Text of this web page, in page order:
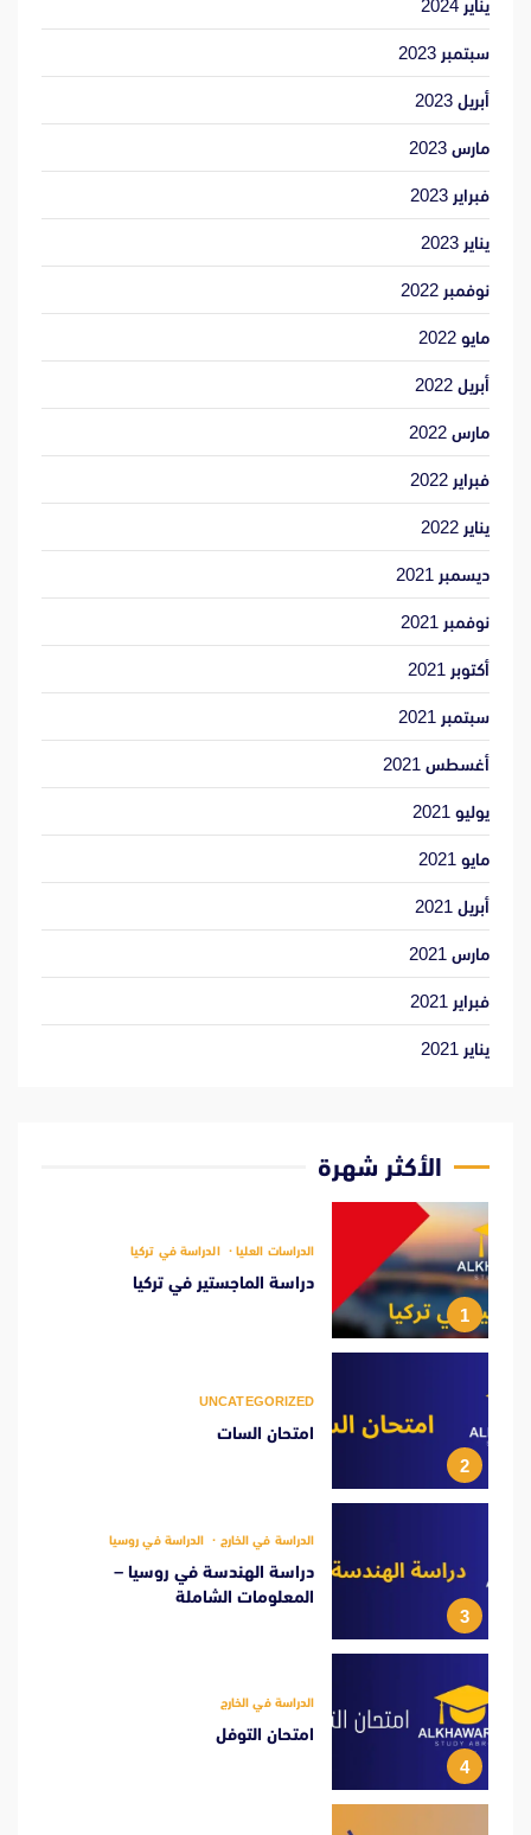
يناير 2024
سبتمبر 2023
أبريل 2023
مارس 2023
فبراير 2023
يناير 2023
نوفمبر 2022
مايو 2022
أبريل 2022
مارس 2022
فبراير 2022
يناير 2022
ديسمبر 2021
نوفمبر 2021
أكتوبر 2021
سبتمبر 2021
أغسطس 2021
يوليو 2021
مايو 2021
أبريل 2021
مارس 2021
فبراير 2021
يناير 2021
الأكثر شهرة
1
الدراسات العليا الدراسة في تركيا
دراسة الماجستير في تركيا
2
UNCATEGORIZED
امتحان السات
3
الدراسة في الخارج الدراسة في روسيا
دراسة الهندسة في روسيا –
المعلومات الشاملة
4
الدراسة في الخارج
امتحان التوفل